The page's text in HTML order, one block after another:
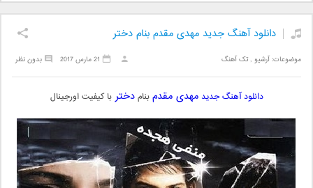
دانلود آهنگ جدید مهدی مقدم بنام دختر
موضوعات:آرشیو ,تک آهنگ بدون نظر 21 مارس 2017
دانلود آهنگ جدید مهدی مقدمبنامدختربا کیفیت اورجینال